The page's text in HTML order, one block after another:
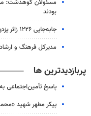
مسئولان کوهدشت:
بودند
جابه‌جایی ۱۲۲۶ زائر یزدی از طریق پروازهای اربعین فرودگاه شهید صدوقی
مدیرکل فرهنگ و
پربازدیدترین ها
پاسخ تأمین‌اجتماعی
پیکر مطهر شهید